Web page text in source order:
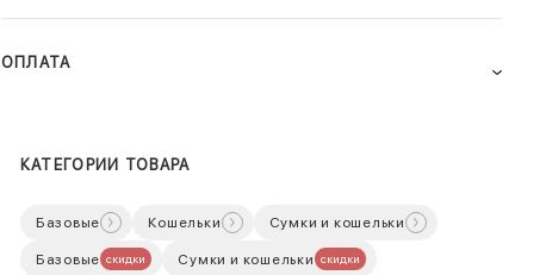
ОПЛАТА
КАТЕГОРИИ ТОВАРА
Базовые Кошельки Сумки и кошельки
Базовые скидки Сумки и кошельки скидки